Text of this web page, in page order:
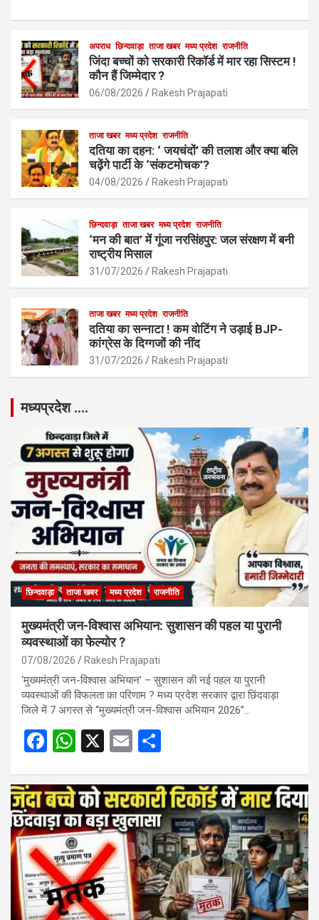
b
o
o
k
s
A
p
p
e
अपराध छिन्दवाड़ा ताजा खबर मध्य प्रदेश राजनीति
जिंदा बच्चों को सरकारी रिकॉर्ड में मार रहा सिस्टम !
कौन हैं जिम्मेदार ?
06/08/2026 Rakesh Prajapati
ताजा खबर मध्य प्रदेश राजनीति
दतिया का दहन: ‘ जयचंदों’ की तलाश और क्या बलि
चढ़ेंगे पार्टी के ‘संकटमोचक’?
04/08/2026 Rakesh Prajapati
छिन्दवाड़ा ताजा खबर मध्य प्रदेश राजनीति
‘मन की बात’ में गूंजा नरसिंहपुर: जल संरक्षण में बनी
राष्ट्रीय मिसाल
31/07/2026 Rakesh Prajapati
ताजा खबर मध्य प्रदेश राजनीति
दतिया का सन्नाटा ! कम वोटिंग ने उड़ाई BJP-
कांग्रेस के दिग्गजों की नींद
31/07/2026 Rakesh Prajapati
मध्यप्रदेश ….
छिन्दवाड़ा ताजा खबर मध्य प्रदेश राजनीति
मुख्यमंत्री जन-विश्वास अभियान: सुशासन की पहल या पुरानी
व्यवस्थाओं का फेल्योर ?
07/08/2026 Rakesh Prajapati
‘मुख्यमंत्री जन-विश्वास अभियान’ – सुशासन की नई पहल या पुरानी
व्यवस्थाओं की विफलता का परिणाम ? मध्य प्रदेश सरकार द्वारा छिंदवाड़ा
जिले में 7 अगस्त से “मुख्यमंत्री जन-विश्वास अभियान 2026”…
F
ce
b
o
o
k
W
at
s
A
p
p
X
E
ail ar
e